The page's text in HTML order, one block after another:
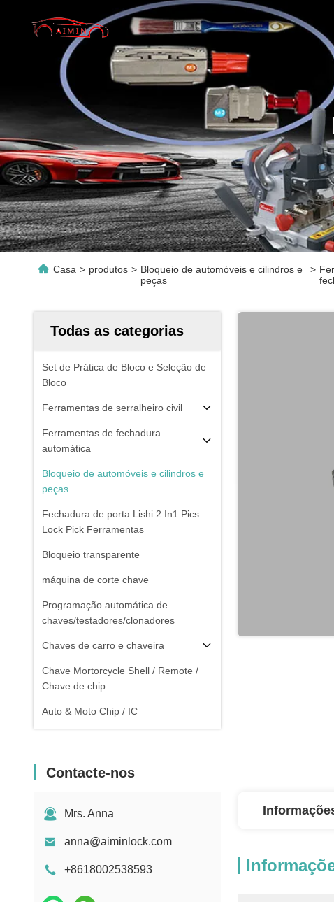
Casa > produtos > Bloqueio de automóveis e cilindros e
peças
>
Todas as categorias
Set de Prática de Bloco e Seleção de
Bloco
Ferramentas de serralheiro civil
Ferramentas de fechadura
automática
Bloqueio de automóveis e cilindros e
peças
Fechadura de porta Lishi 2 In1 Pics
Lock Pick Ferramentas
Bloqueio transparente
máquina de corte chave
Programação automática de
chaves/testadores/clonadores
Chaves de carro e chaveira
Chave Mortorcycle Shell / Remote /
Chave de chip
Auto & Moto Chip / IC
Contacte-nos
Mrs. Anna
anna@aiminlock.com
+8618002538593